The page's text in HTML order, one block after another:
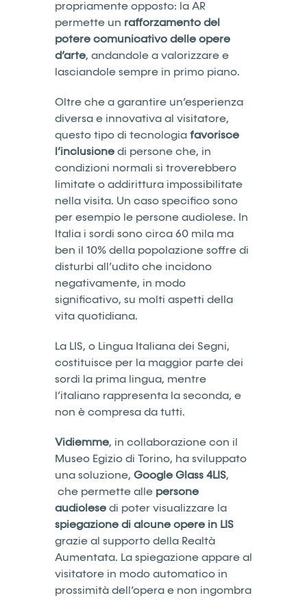
propriamente opposto: la AR
permette un rafforzamento del
potere comunicativo delle opere
d’arte, andandole a valorizzare e
lasciandole sempre in primo piano.
Oltre che a garantire un’esperienza
diversa e innovativa al visitatore,
questo tipo di tecnologia favorisce
l’inclusione di persone che, in
condizioni normali si troverebbero
limitate o addirittura impossibilitate
nella visita. Un caso specifico sono
per esempio le persone audiolese. In
Italia i sordi sono circa 60 mila ma
ben il 10% della popolazione soffre di
disturbi all’udito che incidono
negativamente, in modo
significativo, su molti aspetti della
vita quotidiana.
La LIS, o Lingua Italiana dei Segni,
costituisce per la maggior parte dei
sordi la prima lingua, mentre
l’italiano rappresenta la seconda, e
non è compresa da tutti.
Vidiemme, in collaborazione con il
Museo Egizio di Torino, ha sviluppato
una soluzione, Google Glass 4LIS,
che permette alle persone
audiolese di poter visualizzare la
spiegazione di alcune opere in LIS
grazie al supporto della Realtà
Aumentata. La spiegazione appare al
visitatore in modo automatico in
prossimità dell’opera e non ingombra